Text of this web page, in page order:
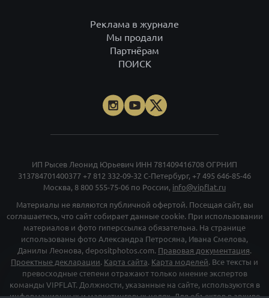
Реклама в журнале
Мы продали
Партнёрам
ПОИСК
ИП Рысев Леонид Юрьевич ИНН 781409416708 ОГРНИП
313784701400377 +7 812 332-09-32 С-Петербург, +7 495 646-85-46
Москва, 8 800 555-75-06 по России, info@vipflat.ru
Материалы не являются публичной офертой. Посещая сайт, вы
соглашаетесь, что сайт собирает данные cookie. При использовании
материалов и фото гиперссылка обязательна. На странице
использованы фото Александра Петросяна, Ивана Смелова,
Данилы Леонова, depositphotos.com. Правовая документация.
Проектные декларации. Карта сайта. Карта моделей. Все тексты и
превосходные степени отражают только мнение экспертов
команды VIPFLAT. Должности, указанные на сайте, используются в